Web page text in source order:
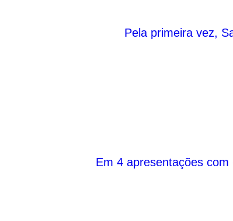
Pela primeira vez,
Em 4 apresentações